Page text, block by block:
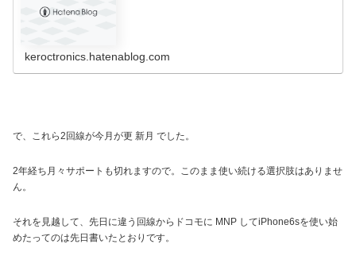
keroctronics.hatenablog.com
で、これら2回線が今月が更 新月 でした。
2年経ち月々サポートも切れますので。このまま使い続ける選択肢はありませ
ん。
それを見越して、先日に違う回線からドコモに MNP してiPhone6sを使い始
めたってのは先日書いたとおりです。